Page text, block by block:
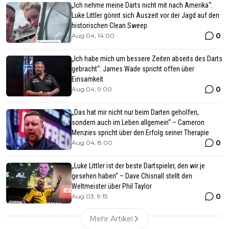
„Ich nehme meine Darts nicht mit nach Amerika“:
Luke Littler gönnt sich Auszeit vor der Jagd auf den
historischen Clean Sweep
Aug 04, 14:00 0
„Ich habe mich um bessere Zeiten abseits des Darts
gebracht“: James Wade spricht offen über
Einsamkeit
Aug 04, 9:00 0
„Das hat mir nicht nur beim Darten geholfen,
sondern auch im Leben allgemein“ – Cameron
Menzies spricht über den Erfolg seiner Therapie
Aug 04, 8:00 0
„Luke Littler ist der beste Dartspieler, den wir je
gesehen haben“ – Dave Chisnall stellt den
Weltmeister über Phil Taylor
Aug 03, 9:15 0
Mehr Artikel